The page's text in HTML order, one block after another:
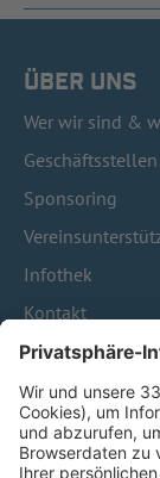
ÜBER UNS
Wer wir sind &
Sponsoring
Infothek
Kontakt
HÄUFIG
Pässe und